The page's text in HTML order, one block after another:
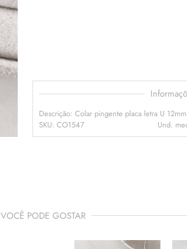
Descrição: Colar pingente placa letra U
SKU: CO1547
Und.
VOCÊ PODE GOSTAR